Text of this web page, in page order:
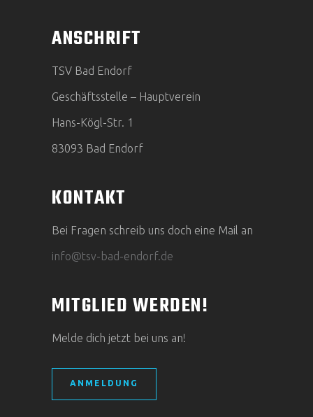
ANSCHRIFT
TSV Bad Endorf
Geschäftsstelle – Hauptverein
Hans-Kögl-Str. 1
83093 Bad Endorf
KONTAKT
Bei Fragen schreib uns doch eine Mail an
info@tsv-bad-endorf.de
MITGLIED WERDEN!
Melde dich jetzt bei uns an!
ANMELDUNG